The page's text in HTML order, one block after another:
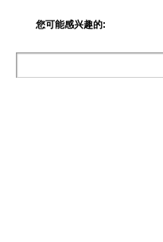
您可能感兴趣的: